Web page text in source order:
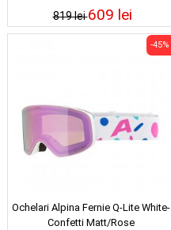
819 lei609 lei
Ochelari Alpina Fernie Q-Lite White-
Confetti Matt/Rose
-45%